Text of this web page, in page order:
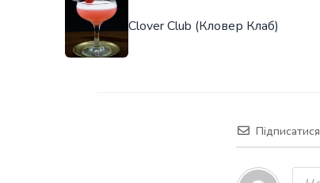
Clover Club (Кловер Клаб)
Підписатися